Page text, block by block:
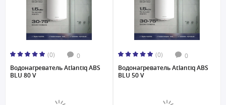
(0) 0
Водонагреватель Atlantiq ABS
BLU 80 V
(0) 0
Водонагреватель Atlantiq ABS
BLU 50 V